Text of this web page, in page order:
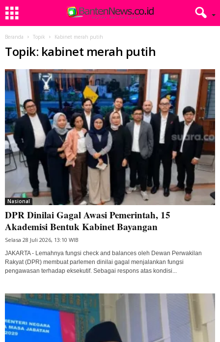
Beranda Topik Kabinet merah putih
Topik: kabinet merah putih
Nasional
DPR Dinilai Gagal Awasi Pemerintah, 15
Akademisi Bentuk Kabinet Bayangan
Selasa 28 Juli 2026, 13:10 WIB
JAKARTA - Lemahnya fungsi check and balances oleh Dewan Perwakilan
Rakyat (DPR) membuat parlemen dinilai gagal menjalankan fungsi
pengawasan terhadap eksekutif. Sebagai respons atas kondisi...